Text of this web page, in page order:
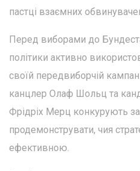
пастці взаємних
Перед виборами до
політики активно
своїй передвиборчій
канцлер Олаф Шольц та
Фрідріх Мерц конкурують
продемонструвати, чия
ефективною.